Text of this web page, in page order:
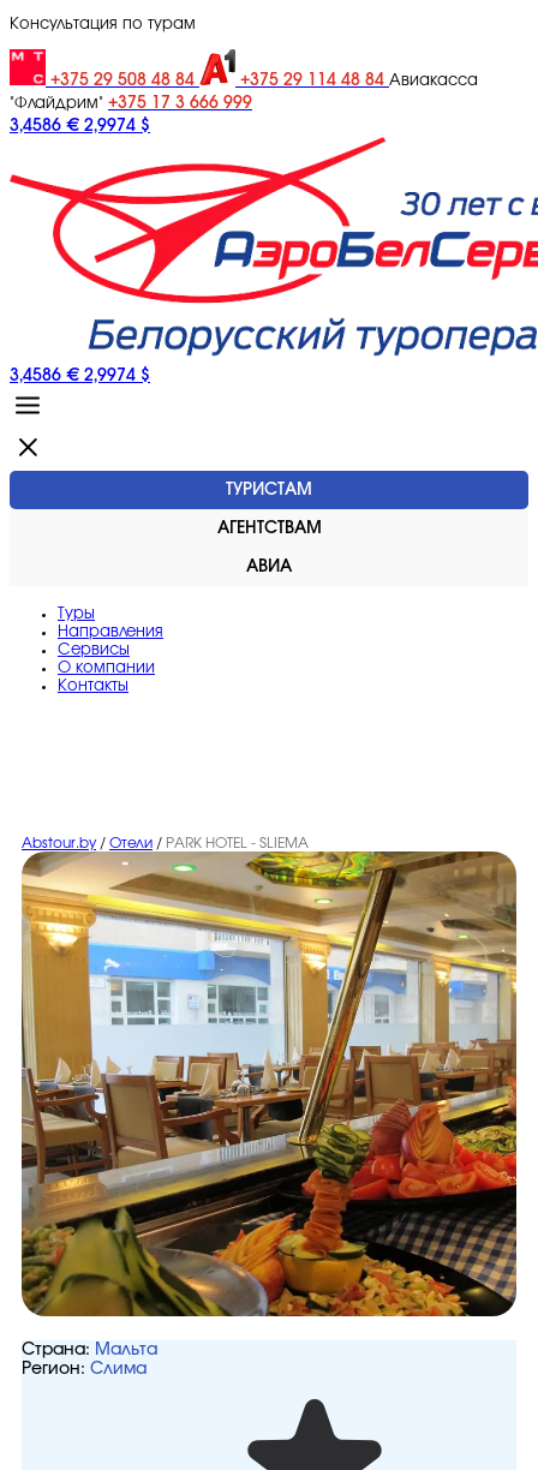
Консультация по турам
+375 29 508 48 84 +375 29 114 48 84 Авиакасса
"Флайдрим" +375 17 3 666 999
3,4586 € 2,9974 $
3,4586 € 2,9974 $
ТУРИСТАМ
АГЕНТСТВАМ
АВИА
Туры
Направления
Сервисы
O компании
Контакты
Abstour.by / Отели / PARK HOTEL - SLIEMA
Страна: Мальта
Регион: Слима